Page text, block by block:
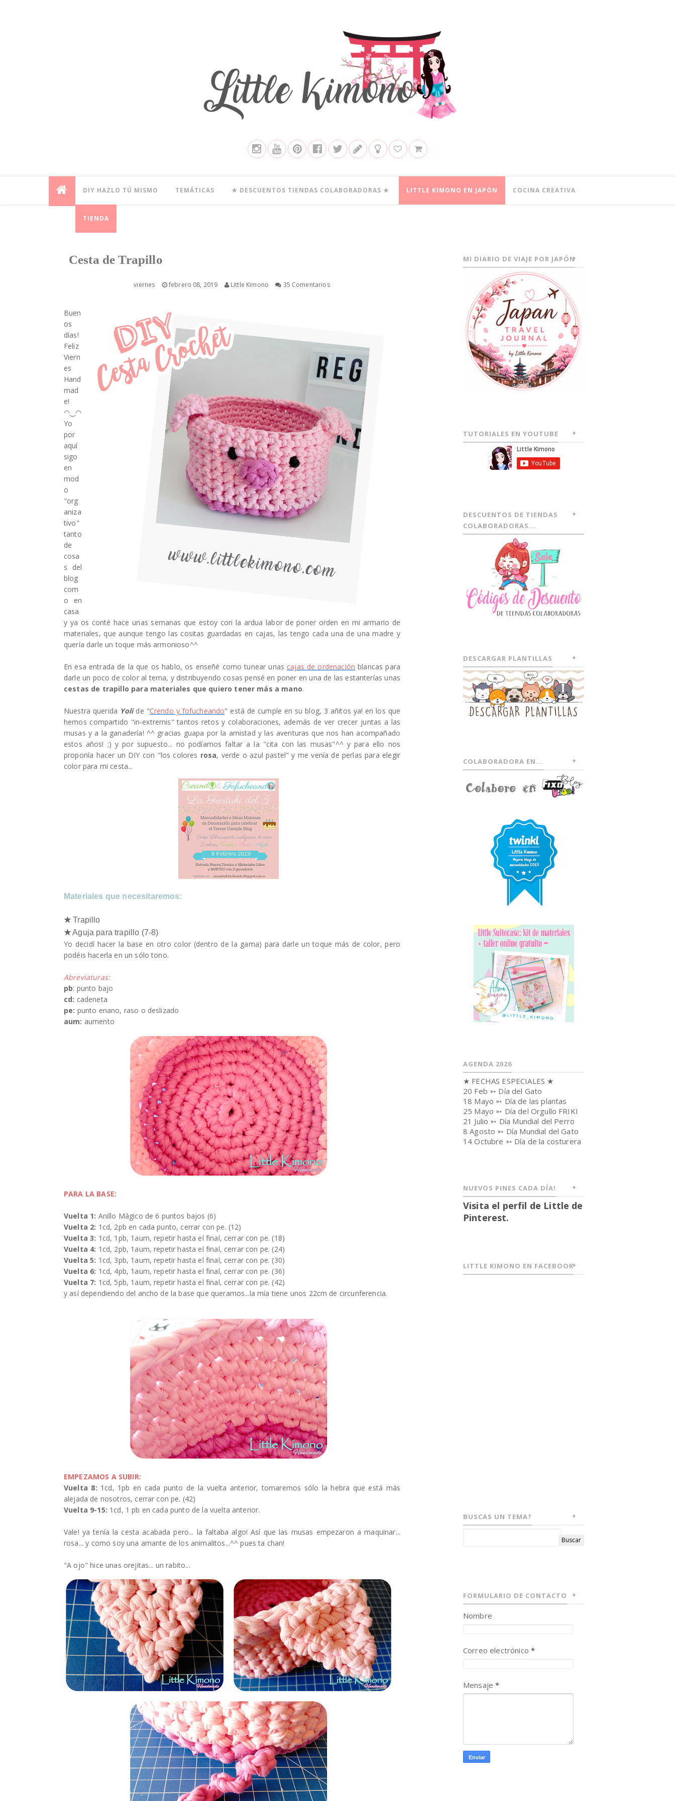
DIY HAZLO TÚ MISMO TEMÁTICAS ★ DESCUENTOS TIENDAS COLABORADORAS ★ LITTLE KIMONO EN JAPÓN COCINA CREATIVA
TIENDA
Cesta de Trapillo
viernes febrero 08, 2019 Little Kimono 35 Comentarios
Buen
os
días!
Feliz
Viern
es
Hand
mad
e!
◠‿◠
Yo
por
aquí
sigo
en
mod
o
"org
aniza
tivo"
tanto
de
cosa
s del
blog
com
o en
casa
y ya os conté hace unas semanas que estoy con la ardua labor de poner orden en mi armario de
materiales, que aunque tengo las cositas guardadas en cajas, las tengo cada una de una madre y
quería darle un toque más armonioso^^
En esa entrada de la que os hablo, os enseñé como tunear unas cajas de ordenación blancas para
darle un poco de color al tema, y distribuyendo cosas pensé en poner en una de las estanterías unas
cestas de trapillo para materiales que quiero tener más a mano.
Nuestra querida Yoli de "Crendo y fofucheando" está de cumple en su blog, 3 añitos ya! en los que
hemos compartido "in-extremis" tantos retos y colaboraciones, además de ver crecer juntas a las
musas y a la ganadería! ^^ gracias guapa por la amistad y las aventuras que nos han acompañado
estos años! ;) y por supuesto... no podíamos faltar a la "cita con las musas"^^ y para ello nos
proponía hacer un DIY con "los colores rosa, verde o azul pastel" y me venía de perlas para elegir
color para mi cesta...
Materiales que necesitaremos:
★Trapillo
★Aguja para trapillo (7-8)
Yo decidí hacer la base en otro color (dentro de la gama) para darle un toque más de color, pero
podéis hacerla en un sólo tono.
Abreviaturas:
pb: punto bajo
cd: cadeneta
pe: punto enano, raso o deslizado
aum: aumento
PARA LA BASE:
Vuelta 1: Anillo Mágico de 6 puntos bajos (6)
Vuelta 2: 1cd, 2pb en cada punto, cerrar con pe. (12)
Vuelta 3: 1cd, 1pb, 1aum, repetir hasta el final, cerrar con pe. (18)
Vuelta 4: 1cd, 2pb, 1aum, repetir hasta el final, cerrar con pe. (24)
Vuelta 5: 1cd, 3pb, 1aum, repetir hasta el final, cerrar con pe. (30)
Vuelta 6: 1cd, 4pb, 1aum, repetir hasta el final, cerrar con pe. (36)
Vuelta 7: 1cd, 5pb, 1aum, repetir hasta el final, cerrar con pe. (42)
y así dependiendo del ancho de la base que queramos...la mía tiene unos 22cm de circunferencia.
EMPEZAMOS A SUBIR:
Vuelta 8: 1cd, 1pb en cada punto de la vuelta anterior, tomaremos sólo la hebra que está más
alejada de nosotros, cerrar con pe. (42)
Vuelta 9-15: 1cd, 1 pb en cada punto de la vuelta anterior.
Vale! ya tenía la cesta acabada pero... la faltaba algo! Así que las musas empezaron a maquinar...
rosa... y como soy una amante de los animalitos...^^ pues ta chan!
"A ojo" hice unas orejitas... un rabito...
MI DIARIO DE VIAJE POR JAPÓN
TUTORIALES EN YOUTUBE
DESCUENTOS DE TIENDAS
COLABORADORAS...
DESCARGAR PLANTILLAS
COLABORADORA EN...
AGENDA 2026
★ FECHAS ESPECIALES ★
20 Feb ➳ Día del Gato
18 Mayo ➳ Día de las plantas
25 Mayo ➳ Día del Orgullo FRIKI
21 Julio ➳ Día Mundial del Perro
8 Agosto ➳ Día Mundial del Gato
14 Octubre ➳ Día de la costurera
NUEVOS PINES CADA DÍA!
Visita el perfil de Little de
Pinterest.
LITTLE KIMONO EN FACEBOOK
BUSCAS UN TEMA?
FORMULARIO DE CONTACTO
Nombre
Correo electrónico*
Mensaje*